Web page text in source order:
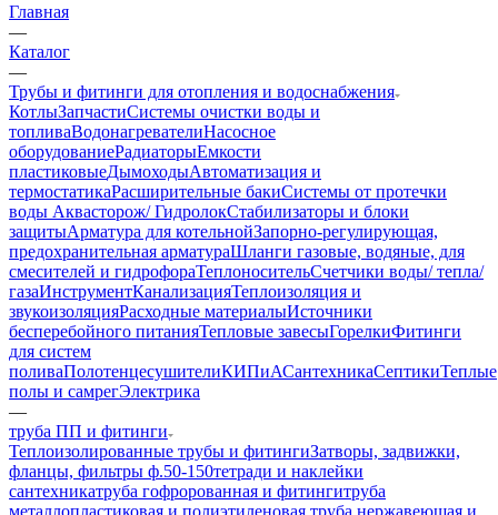
Главная
—
Каталог
—
Трубы и фитинги для отопления и водоснабжения
КотлыЗапчастиСистемы очистки воды и
топливаВодонагревателиНасосное
оборудованиеРадиаторыЕмкости
пластиковыеДымоходыАвтоматизация и
термостатикаРасширительные бакиСистемы от протечки
воды Аквасторож/ ГидролокСтабилизаторы и блоки
защитыАрматура для котельнойЗапорно-регулирующая,
предохранительная арматураШланги газовые, водяные, для
смесителей и гидрофораТеплоносительСчетчики воды/ тепла/
газаИнструментКанализацияТеплоизоляция и
звукоизоляцияРасходные материалыИсточники
бесперебойного питанияТепловые завесыГорелкиФитинги
для систем
поливаПолотенцесушителиКИПиАСантехникаСептикиТеплые
полы и самрегЭлектрика
—
труба ПП и фитинги
Теплоизолированные трубы и фитингиЗатворы, задвижки,
фланцы, фильтры ф.50-150тетради и наклейки
сантехникатруба гофророванная и фитингитруба
металлопластиковая и полиэтиленовая труба нержавеющая и